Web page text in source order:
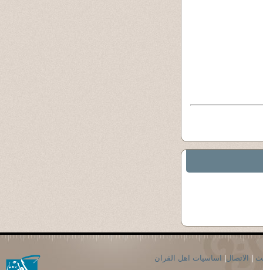
| الاتصال| اساسيات اهل القران